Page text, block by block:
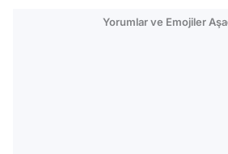
Yorumlar ve Emojiler